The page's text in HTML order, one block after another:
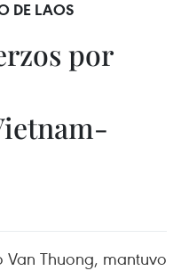
DE LAOS
por
Van Thuong, mantuvo